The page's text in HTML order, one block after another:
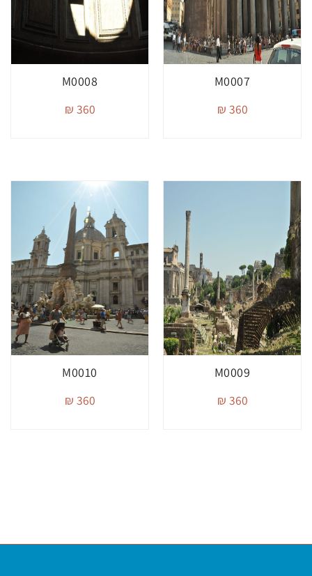
M0007
360 ₪
M0008
360 ₪
M0009
360 ₪
M0010
360 ₪